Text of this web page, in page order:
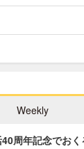
Weekly
周年記念でお